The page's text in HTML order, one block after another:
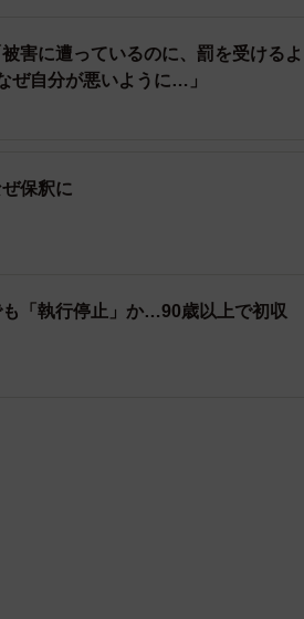
害に遭っているのに、罰を受けるよ
ぜ自分が悪いように…」
保釈に
「執行停止」か…90歳以上で初収